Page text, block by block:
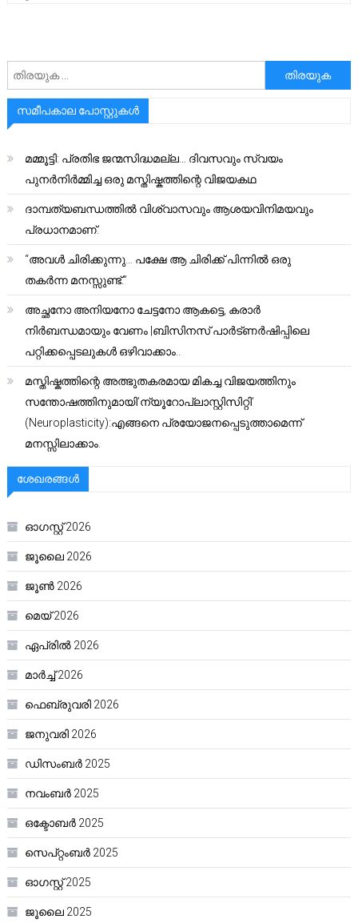
അനേഷിക്കുക
സമീപകാല പോസ്റ്റുകൾ
മമ്മൂട്ടി: പ്രതിഭ ജന്മസിദ്ധമല്ല… ദിവസവും സ്വയം
പുനർനിർമ്മിച്ച ഒരു മസ്തിഷ്കത്തിന്റെ വിജയകഥ
ദാമ്പത്യബന്ധത്തിൽ വിശ്വാസവും ആശയവിനിമയവും
പ്രധാനമാണ്.
“അവൾ ചിരിക്കുന്നു… പക്ഷേ ആ ചിരിക്ക് പിന്നിൽ ഒരു
തകർന്ന മനസ്സുണ്ട്.”
അച്ഛനോ അനിയനോ ചേട്ടനോ ആകട്ടെ, കരാർ
നിർബന്ധമായും വേണം |ബിസിനസ് പാർട്ണർഷിപ്പിലെ
പറ്റിക്കപ്പെടലുകൾ ഒഴിവാക്കാം..
മസ്തിഷ്കത്തിന്റെ അത്ഭുതകരമായ മികച്ച വിജയത്തിനും
സന്തോഷത്തിനുമായി’ന്യൂറോപ്ലാസ്റ്റിസിറ്റി’
(Neuroplasticity):എങ്ങനെ പ്രയോജനപ്പെടുത്താമെന്ന്
മനസ്സിലാക്കാം.
ശേഖരങ്ങൾ
ഓഗസ്റ്റ്‌ 2026
ജൂലൈ 2026
ജൂൺ 2026
മെയ്‌ 2026
ഏപ്രിൽ 2026
മാർച്ച്‌ 2026
ഫെബ്രുവരി 2026
ജനുവരി 2026
ഡിസംബർ 2025
നവംബർ 2025
ഒക്ടോബർ 2025
സെപ്റ്റംബർ 2025
ഓഗസ്റ്റ്‌ 2025
ജൂലൈ 2025